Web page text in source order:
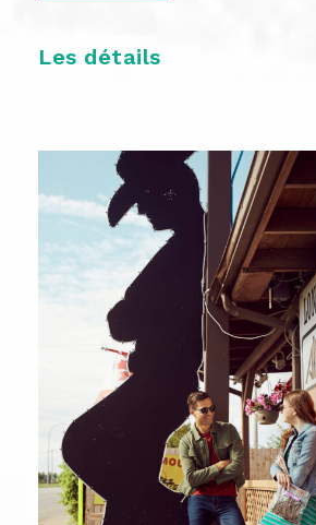
Les détails